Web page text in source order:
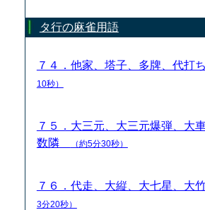
タ行の麻雀用語
７４．他家、塔子、多牌、代打
10秒）
７５．大三元、大三元爆弾、大
数隣
（約5分30秒）
７６．代走、大縦、大七星、大
3分20秒）